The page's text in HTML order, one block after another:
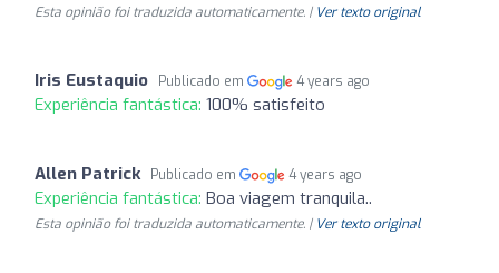
Esta opinião foi traduzida automaticamente. | Ver texto original
Iris Eustaquio Publicado em 4 years ago
Experiência fantástica: 100% satisfeito
Allen Patrick Publicado em 4 years ago
Experiência fantástica: Boa viagem tranquila..
Esta opinião foi traduzida automaticamente. | Ver texto original